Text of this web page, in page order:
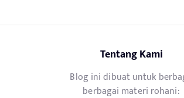
Tentang Kami
Blog ini dibuat untuk
berbagai materi rohani: